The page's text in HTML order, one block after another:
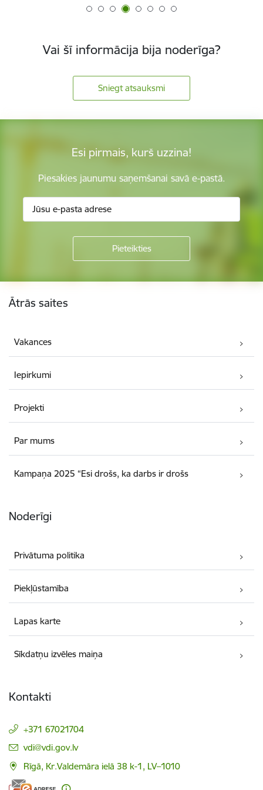
Vai šī informācija bija noderīga?
Sniegt atsauksmi
Esi pirmais, kurš uzzina!
Piesakies jaunumu saņemšanai savā e-pastā.
Ātrās saites
Vakances
Iepirkumi
Projekti
Par mums
Kampaņa 2025 “Esi drošs, ka darbs ir drošs
Noderīgi
Privātuma politika
Piekļūstamība
Lapas karte
Sīkdatņu izvēles maiņa
Kontakti
+371 67021704
E-pasts:
vdi@vdi.gov.lv
Rīgā, Kr.Valdemāra ielā 38 k-1, LV–1010